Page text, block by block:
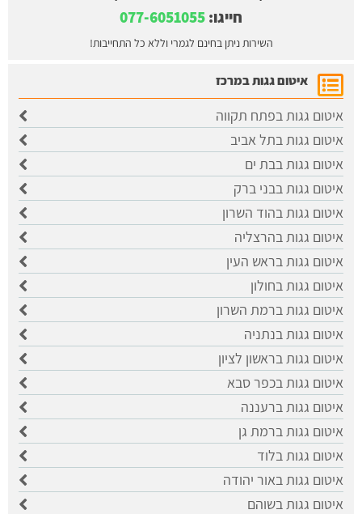
חייגו:
השירות ניתן בחינם לגמרי וללא כל התחייבות!
איטום גגות במרכז
איטום גגות בפתח תקווה
איטום גגות בתל אביב
איטום גגות בבת ים
איטום גגות בבני ברק
איטום גגות בהוד השרון
איטום גגות בהרצליה
איטום גגות בראש העין
איטום גגות בחולון
איטום גגות ברמת השרון
איטום גגות בנתניה
איטום גגות בראשון לציון
איטום גגות בכפר סבא
איטום גגות ברעננה
איטום גגות ברמת גן
איטום גגות בלוד
איטום גגות באור יהודה
איטום גגות בשוהם